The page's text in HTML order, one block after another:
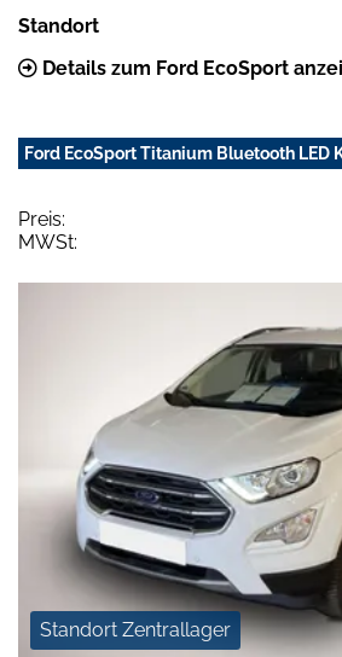
Standort
Details zum Ford EcoSport
Ford EcoSport Titanium Bluetooth LED
Preis:
MWSt:
Standort Zentrallager